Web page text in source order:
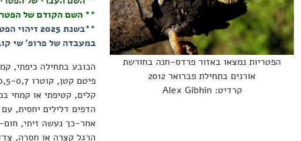
הפטריות נמצאו באזור פרדס-חנה בחורשת
אורנים בתחילת פברואר 2012
קרדיט: Alex Gibhin
** השם הקודם של
**בשנת
במעבדה של פרופ' שי
הכובע בתחילה כיפתי,
קלים, קטיפתי או קמחי
הדפים דלילים יחסית,
אחר-כך נעשה זיתי,